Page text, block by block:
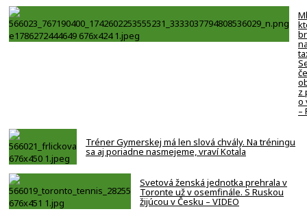
z
o
–
Tréner Gymerskej má len slová chvály. Na tréningu
sa aj poriadne nasmejeme, vraví Kotala
Svetová ženská jednotka prehrala v
Toronte už v osemfinále. S Ruskou
žijúcou v Česku – VIDEO